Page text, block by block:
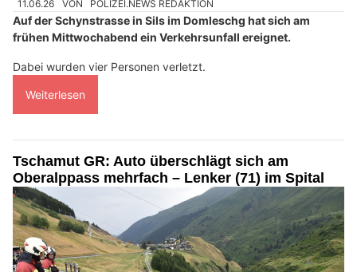
11.06.26 VON POLIZEI.NEWS REDAKTION
Auf der Schynstrasse in Sils im Domleschg hat sich am
frühen Mittwochabend ein Verkehrsunfall ereignet.
Dabei wurden vier Personen verletzt.
Weiterlesen
Tschamut GR: Auto überschlägt sich am
Oberalppass mehrfach – Lenker (71) im Spital